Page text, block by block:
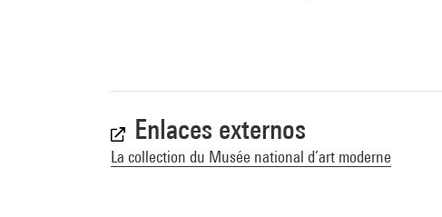
Enlaces externos
La collection du Musée national d’art moderne